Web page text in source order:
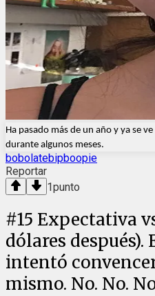
Ha pasado más de un año y ya se
durante algunos meses.
bobolatebipboopie
Reportar
1punto
#15 Expectativa
dólares después).
intentó
mismo. No. No.